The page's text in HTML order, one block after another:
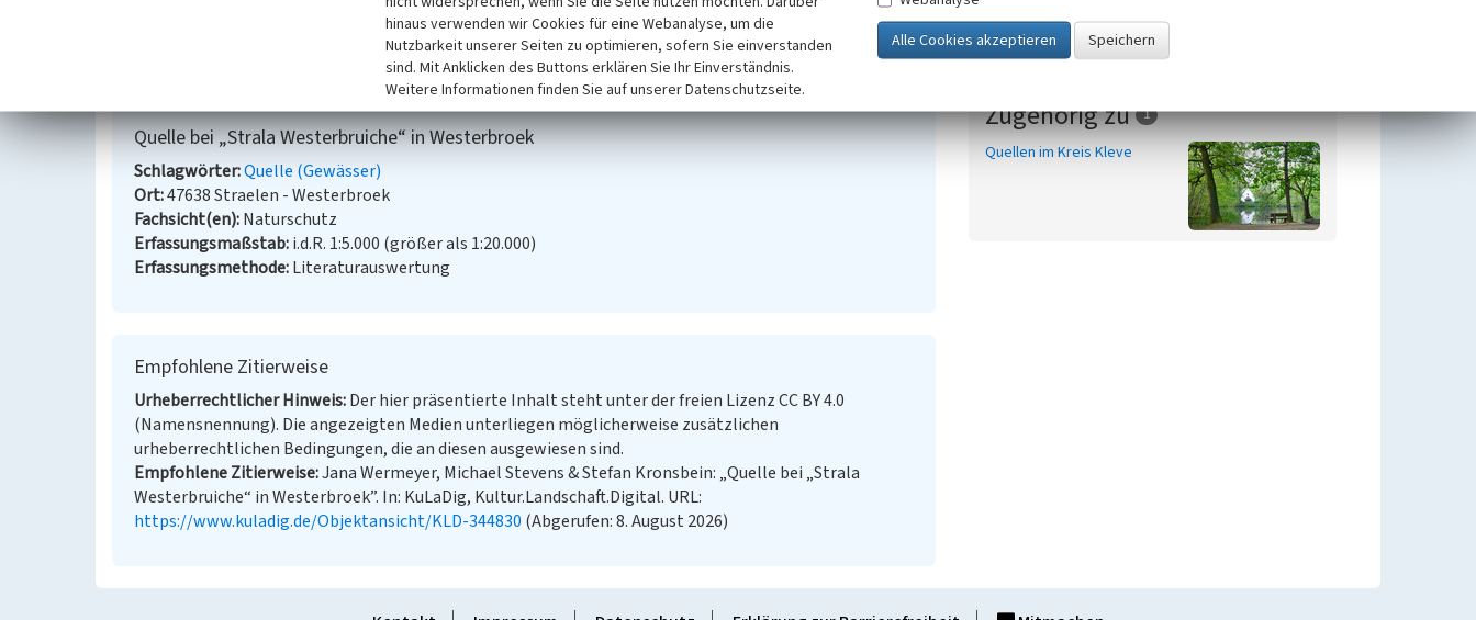
Janßen-Ploenes, Annemarie; Ploenes, Hans Gerhard (1995) Kuhlen, Seen und Wasserläufe. In:
Veröffentlichungen des Historischen Vereins für Geldern und Umgebung, (96.) S. 177-179. Geldern.
Quelle bei „Strala Westerbruiche“ in Westerbroek
Schlagwörter Quelle (Gewässer)
Ort 47638 Straelen - Westerbroek
Fachsicht(en) Naturschutz
Erfassungsmaßstab i.d.R. 1:5.000 (größer als 1:20.000)
Erfassungsmethode Literaturauswertung
Empfohlene Zitierweise
Urheberrechtlicher Hinweis Der hier präsentierte Inhalt steht unter der freien Lizenz CC BY 4.0
(Namensnennung). Die angezeigten Medien unterliegen möglicherweise zusätzlichen
urheberrechtlichen Bedingungen, die an diesen ausgewiesen sind.
Empfohlene Zitierweise Jana Wermeyer, Michael Stevens & Stefan Kronsbein: „Quelle bei „Strala
Westerbruiche“ in Westerbroek”. In: KuLaDig, Kultur.Landschaft.Digital. URL:
https://www.kuladig.de/Objektansicht/KLD-344830 (Abgerufen: 8. August 2026)
Zugehörig zu 1
Quellen im Kreis Kleve
hinaus verwenden wir Cookies für eine Webanalyse, um die
Nutzbarkeit unserer Seiten zu optimieren, sofern Sie einverstanden
sind. Mit Anklicken des Buttons erklären Sie Ihr Einverständnis.
Weitere Informationen finden Sie auf unserer Datenschutzseite.